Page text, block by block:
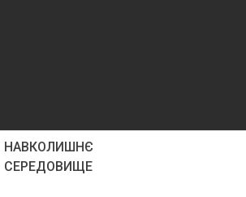
НАВКОЛИШНЄ
СЕРЕДОВИЩЕ